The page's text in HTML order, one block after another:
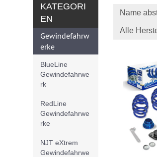
Name
Alle
KATEGORI
EN
Gewindefahrw
erke
BlueLine
Gewindefahrwe
rk
RedLine
Gewindefahrwe
rke
NJT eXtrem
Gewindefahrwe